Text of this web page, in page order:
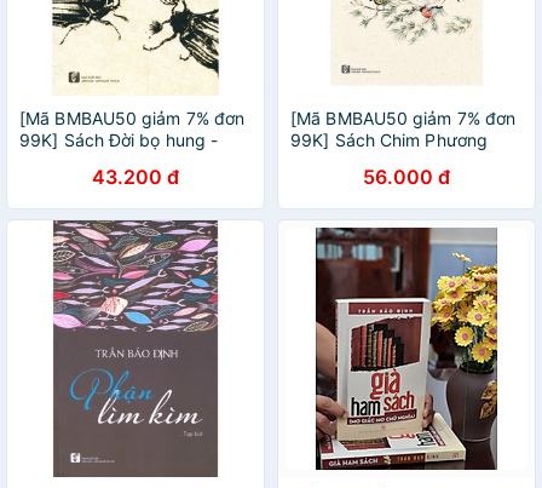
[Mã BMBAU50 giảm 7% đơn
99K] Sách Đời bọ hung -
43.200 đ
[Mã BMBAU50 giảm 7% đơn
99K] Sách Chim Phương
56.000 đ